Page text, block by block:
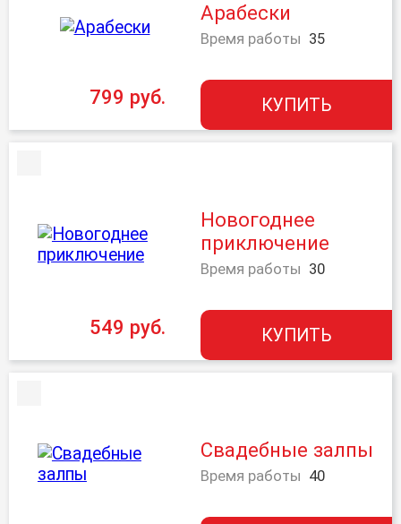
Арабески
Время работы 35
799 руб. КУПИТЬ
Новогоднее
приключение
Время работы 30
549 руб. КУПИТЬ
Свадебные залпы
Время работы 40